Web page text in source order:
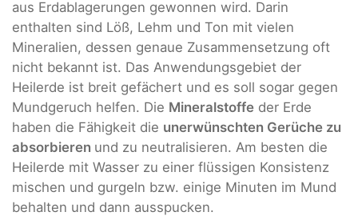
aus Erdablagerungen gewonnen wird. Darin
enthalten sind Löß, Lehm und Ton mit vielen
Mineralien, dessen genaue Zusammensetzung oft
nicht bekannt ist. Das Anwendungsgebiet der
Heilerde ist breit gefächert und es soll sogar gegen
Mundgeruch helfen. Die Mineralstoffe der Erde
haben die Fähigkeit die unerwünschten Gerüche zu
absorbieren und zu neutralisieren. Am besten die
Heilerde mit Wasser zu einer flüssigen Konsistenz
mischen und gurgeln bzw. einige Minuten im Mund
behalten und dann ausspucken.